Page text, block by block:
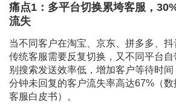
痛点1：多平台切换累垮客服，
流失
当不同客户在淘宝、京东、拼多多、抖
传统客服需要反复切换，又不同平台
别搜索发送效率低，增加客户等待时
分钟未回复的客户流失率高达67%（
客服白皮书）。